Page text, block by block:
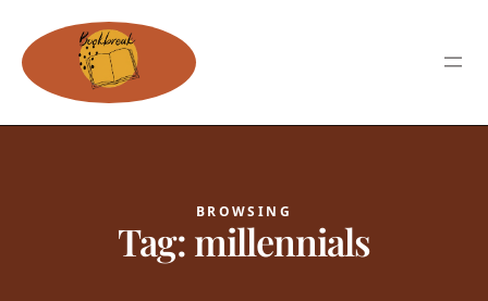
BROWSING
Tag:millennials